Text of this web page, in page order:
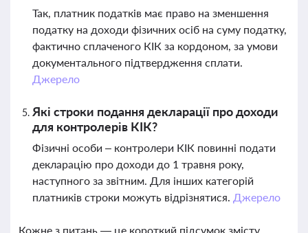
Так, платник податків має право на зменшення
податку на доходи фізичних осіб на суму податку,
фактично сплаченого КІК за кордоном, за умови
документального підтвердження сплати.
Джерело
Які строки подання декларації про доходи
для контролерів КІК?
Фізичні особи – контролери КІК повинні подати
декларацію про доходи до 1 травня року,
наступного за звітним. Для інших категорій
платників строки можуть відрізнятися. Джерело
Кожне з питань — це короткий підсумок змісту